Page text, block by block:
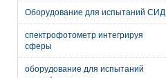
Оборудование для испытаний СИД
спектрофотометр интегрируя
сферы
оборудование для испытаний